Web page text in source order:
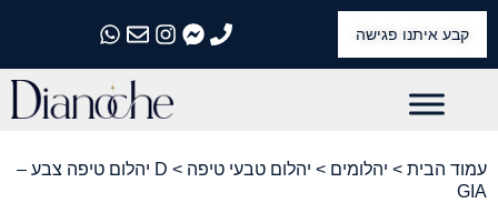
קבע איתנו פגישה
התקשרו אלינו
התקשרו אלינו
התקשרו אלינו
התקשרו אלינו
התקשרו אלינו
עמוד הבית > יהלומים > יהלום טבעי טיפה
> D יהלום טיפה צבע –
GIA